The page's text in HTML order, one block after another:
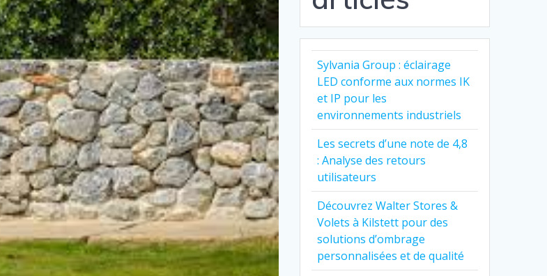
Sylvania Group : éclairage
LED conforme aux normes IK
et IP pour les
environnements industriels
Les secrets d’une note de 4,8
: Analyse des retours
utilisateurs
Découvrez Walter Stores &
Volets à Kilstett pour des
solutions d’ombrage
personnalisées et de qualité